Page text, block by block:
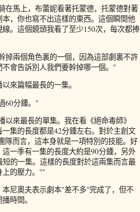
在馬上，布蕾妮看著托蒙德，托蒙德對著
，你也寫不出這樣的東西。這個瞬間他
。這個鏡頭我看了至少150次，每次都捧
掉兩個角色裏的一個，因為這部劇裏不許
會告訴別人我們要幹掉哪一個。"
來篇幅最長的一集。
60分鍾。"
來最長的單集。我在看《絕命毒師》
集的長度都是42分鍾左右。對於主創文
隊而言，這本身就是一項特別的技能。好
一季有一集的長度大約是90分鍾，另外
的一集。這樣的長度對於這兩集而言最
上的壓力。""
尼奧夫表示劇本"差不多"完成了，但不
時間。